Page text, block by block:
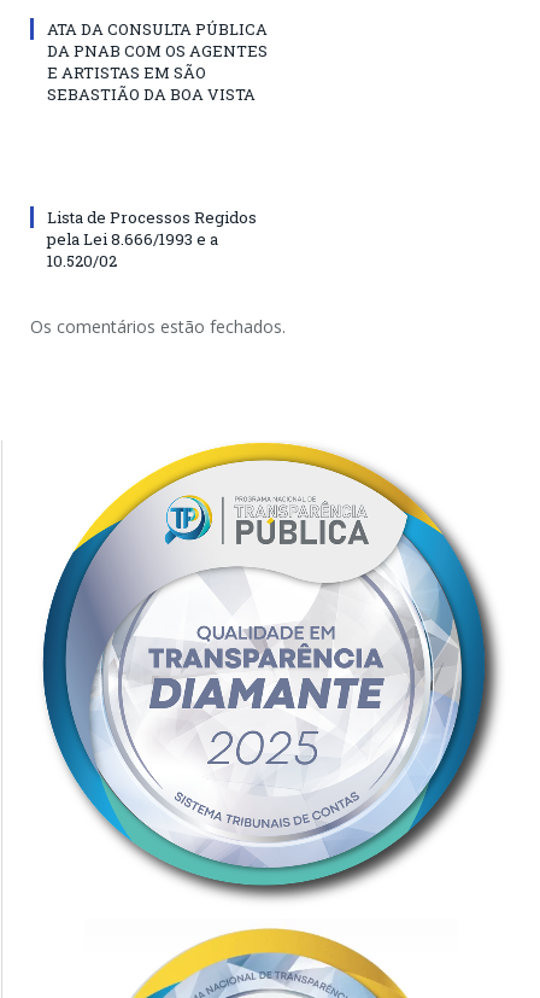
ATA DA CONSULTA PÚBLICA
DA PNAB COM OS AGENTES
E ARTISTAS EM SÃO
SEBASTIÃO DA BOA VISTA
Lista de Processos Regidos
pela Lei 8.666/1993 e a
10.520/02
Os comentários estão fechados.